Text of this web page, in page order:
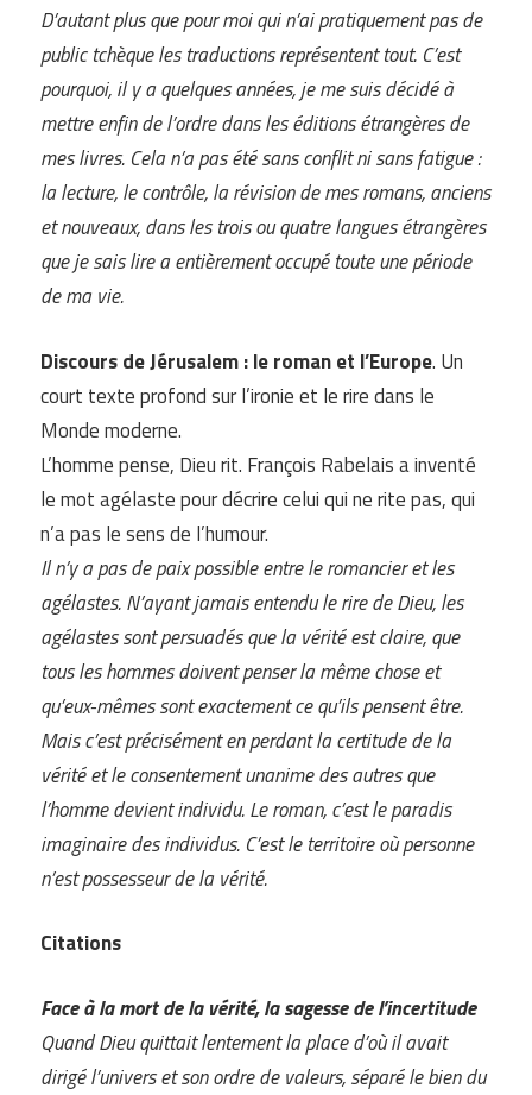
D’autant plus que pour moi qui n’ai pratiquement pas de
public tchèque les traductions représentent tout. C’est
pourquoi, il y a quelques années, je me suis décidé à
mettre enfin de l’ordre dans les éditions étrangères de
mes livres. Cela n’a pas été sans conflit ni sans fatigue :
la lecture, le contrôle, la révision de mes romans, anciens
et nouveaux, dans les trois ou quatre langues étrangères
que je sais lire a entièrement occupé toute une période
de ma vie.
Discours de Jérusalem : le roman et l’Europe. Un
court texte profond sur l’ironie et le rire dans le
Monde moderne.
L’homme pense, Dieu rit. François Rabelais a inventé
le mot agélaste pour décrire celui qui ne rite pas, qui
n’a pas le sens de l’humour.
Il n’y a pas de paix possible entre le romancier et les
agélastes. N’ayant jamais entendu le rire de Dieu, les
agélastes sont persuadés que la vérité est claire, que
tous les hommes doivent penser la même chose et
qu’eux-mêmes sont exactement ce qu’ils pensent être.
Mais c’est précisément en perdant la certitude de la
vérité et le consentement unanime des autres que
l’homme devient individu. Le roman, c’est le paradis
imaginaire des individus. C’est le territoire où personne
n’est possesseur de la vérité.
Citations
Face à la mort de la vérité, la sagesse de l’incertitude
Quand Dieu quittait lentement la place d’où il avait
dirigé l’univers et son ordre de valeurs, séparé le bien du